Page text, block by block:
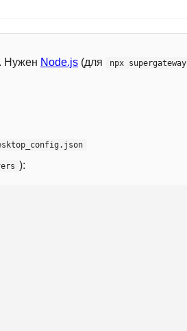
Нужен Node.js (для npx supergateway
):